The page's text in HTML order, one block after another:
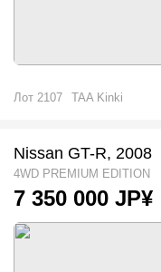
Лот 2107 TAA Kinki
Nissan GT-R, 2008
4WD PREMIUM EDITION
7 350 000 JP¥